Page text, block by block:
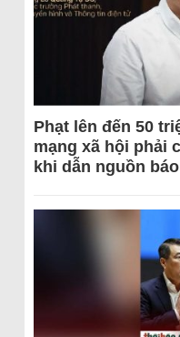
Phạt lên đến 50
mạng xã hội phải
khi dẫn nguồn